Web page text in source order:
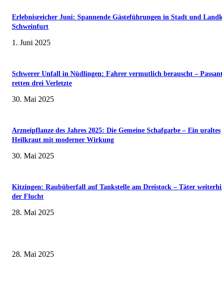
Erlebnisreicher Juni: Spannende Gästeführungen in Stadt und
Schweinfurt
1. Juni 2025
Schwerer Unfall in Nüdlingen: Fahrer vermutlich berauscht –
retten drei Verletzte
30. Mai 2025
Arzneipflanze des Jahres 2025: Die Gemeine Schafgarbe – Ein uraltes
Heilkraut mit moderner Wirkung
30. Mai 2025
Kitzingen: Raubüberfall auf Tankstelle am Dreistock – Täter
der Flucht
28. Mai 2025
28. Mai 2025